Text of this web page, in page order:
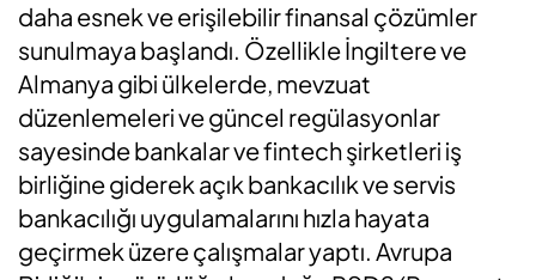
daha esnek ve erişilebilir finansal çözümler
sunulmaya başlandı. Özellikle İngiltere ve
Almanya gibi ülkelerde, mevzuat
düzenlemeleri ve güncel regülasyonlar
sayesinde bankalar ve fintech şirketleri iş
birliğine giderek açık bankacılık ve servis
bankacılığı uygulamalarını hızla hayata
geçirmek üzere çalışmalar yaptı. Avrupa